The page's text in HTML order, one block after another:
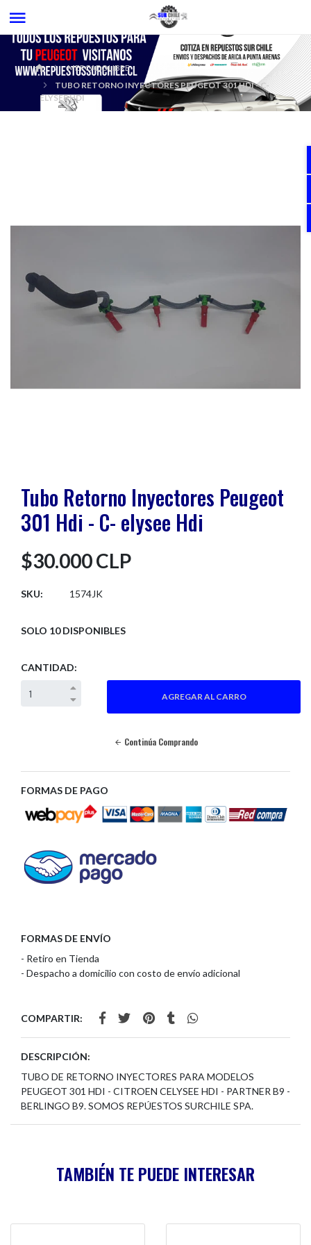
MERCADOLIBRE
TUBO RETORNO INYECTORES PEUGEOT 301 HDI - C-
ELYSEE HDI
Tubo Retorno Inyectores Peugeot
301 Hdi - C- elysee Hdi
$30.000 CLP
SKU: 1574JK
SOLO 10 DISPONIBLES
CANTIDAD:
Continúa Comprando
FORMAS DE PAGO
FORMAS DE ENVÍO
- Retiro en Tienda
- Despacho a domicilio con costo de envío adicional
COMPARTIR:
DESCRIPCIÓN:
TUBO DE RETORNO INYECTORES PARA MODELOS
PEUGEOT 301 HDI - CITROEN CELYSEE HDI - PARTNER B9 -
BERLINGO B9. SOMOS REPÚESTOS SURCHILE SPA.
TAMBIÉN TE PUEDE INTERESAR